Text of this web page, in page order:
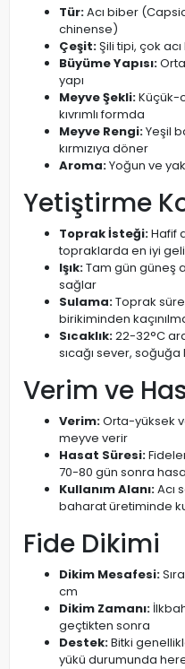
Tür:Acı biber
chinense)
Çeşit:Şili tipi, çok
Büyüme Yapısı:
yapı
Meyve Şekli:Küçük-
kıvrımlı formda
Meyve Rengi:Yeşil
kırmızıya döner
Aroma:Yoğun ve
Yetiştirme
Toprak İsteği:Hafif
topraklarda en iyi
Işık:Tam gün güneş
sağlar
Sulama:Toprak
birikiminden
Sıcaklık:22-32°C
sıcağı sever, soğuğa
Verim ve
Verim:Orta-yüksek
meyve verir
Hasat Süresi:
70-80 gün sonra
Kullanım Alanı:Acı
baharat üretiminde
Fide Dikimi
Dikim Mesafesi:
cm
Dikim Zamanı:
geçtikten sonra
Destek:Bitki
yükü durumunda